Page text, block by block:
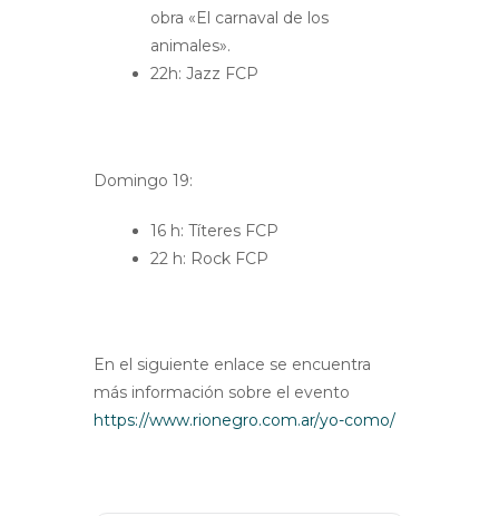
obra «El carnaval de los
animales».
22h: Jazz FCP
Domingo 19:
16 h: Títeres FCP
22 h: Rock FCP
En el siguiente enlace se encuentra
más información sobre el evento
https://www.rionegro.com.ar/yo-como/